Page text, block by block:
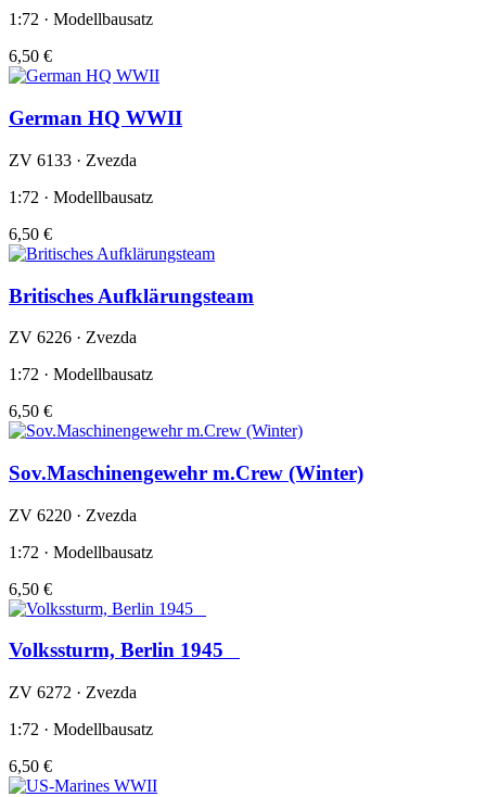
1:72 · Modellbausatz
6,50 €
German HQ WWII
ZV 6133 · Zvezda
1:72 · Modellbausatz
6,50 €
Britisches Aufklärungsteam
ZV 6226 · Zvezda
1:72 · Modellbausatz
6,50 €
Sov.Maschinengewehr m.Crew (Winter)
ZV 6220 · Zvezda
1:72 · Modellbausatz
6,50 €
Volkssturm, Berlin 1945
ZV 6272 · Zvezda
1:72 · Modellbausatz
6,50 €